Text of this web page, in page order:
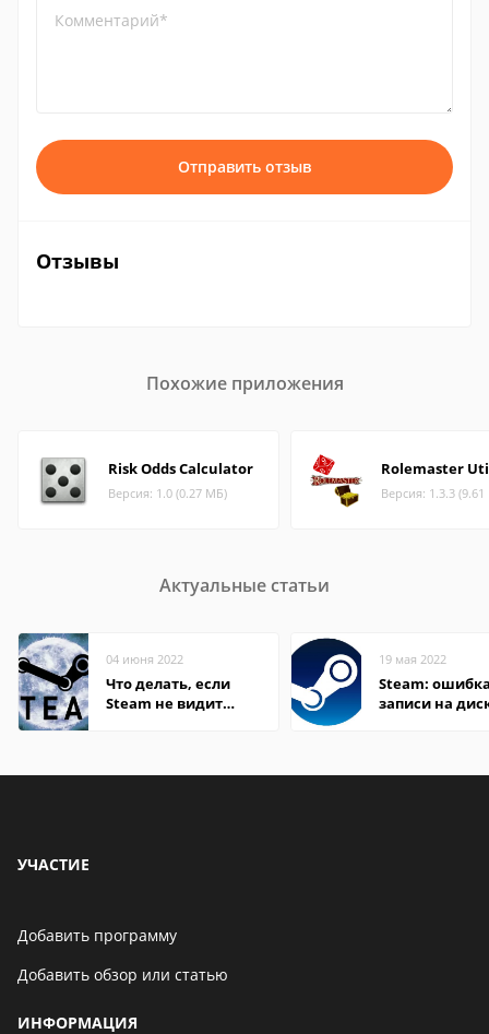
Комментарий*
Отправить отзыв
Отзывы
Похожие приложения
Risk Odds Calculator
Версия: 1.0 (0.27 МБ)
Rolemaster
Версия: 1.3.3
Актуальные статьи
04 июня 2022
Что делать, если
Steam не видит
19 мая 2022
Steam:
записи на
УЧАСТИЕ
Добавить программу
Добавить обзор или статью
ИНФОРМАЦИЯ